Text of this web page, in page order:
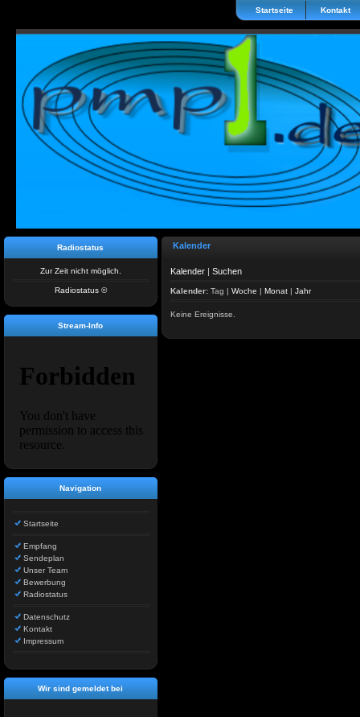
Startseite Kontakt
Radiostatus
Zur Zeit nicht möglich.
Radiostatus ©
Stream-Info
Navigation
Startseite
Empfang
Sendeplan
Unser Team
Bewerbung
Radiostatus
Datenschutz
Kontakt
Impressum
Wir sind gemeldet bei
Kalender
Kalender | Suchen
Kalender: Tag | Woche | Monat | Jahr
Keine Ereignisse.